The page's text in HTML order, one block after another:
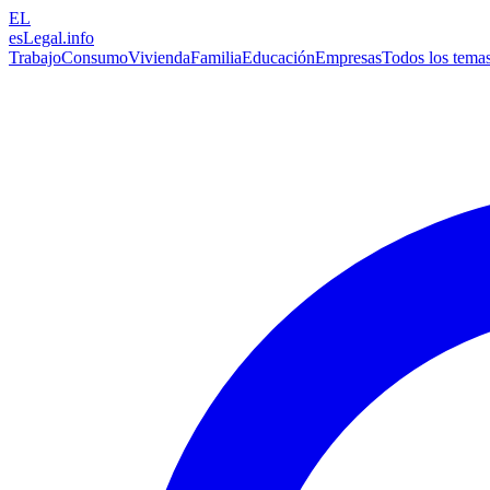
EL
esLegal.info
TrabajoConsumoViviendaFamiliaEducaciónEmpresasTodos los